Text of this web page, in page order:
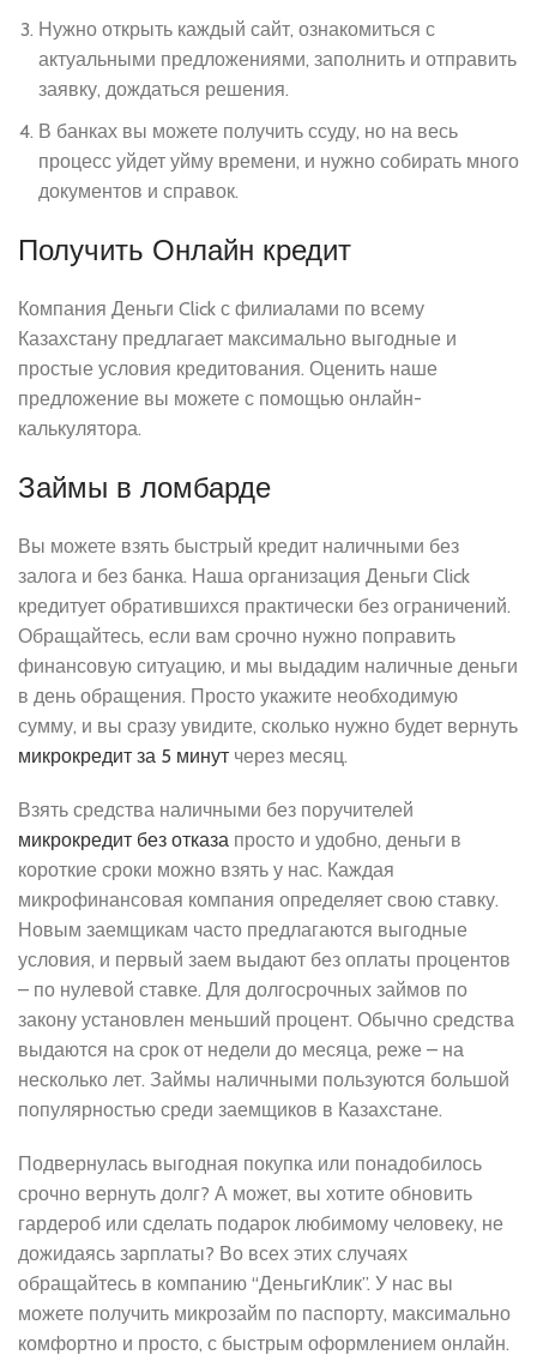
Нужно открыть каждый сайт, ознакомиться с
актуальными предложениями, заполнить и отправить
заявку, дождаться решения.
В банках вы можете получить ссуду, но на весь
процесс уйдет уйму времени, и нужно собирать много
документов и справок.
Получить Онлайн кредит
Компания Деньги Click с филиалами по всему
Казахстану предлагает максимально выгодные и
простые условия кредитования. Оценить наше
предложение вы можете с помощью онлайн-
калькулятора.
Займы в ломбарде
Вы можете взять быстрый кредит наличными без
залога и без банка. Наша организация Деньги Click
кредитует обратившихся практически без ограничений.
Обращайтесь, если вам срочно нужно поправить
финансовую ситуацию, и мы выдадим наличные деньги
в день обращения. Просто укажите необходимую
сумму, и вы сразу увидите, сколько нужно будет вернуть
микрокредит за 5 минут через месяц.
Взять средства наличными без поручителей
микрокредит без отказа просто и удобно, деньги в
короткие сроки можно взять у нас. Каждая
микрофинансовая компания определяет свою ставку.
Новым заемщикам часто предлагаются выгодные
условия, и первый заем выдают без оплаты процентов
– по нулевой ставке. Для долгосрочных займов по
закону установлен меньший процент. Обычно средства
выдаются на срок от недели до месяца, реже – на
несколько лет. Займы наличными пользуются большой
популярностью среди заемщиков в Казахстане.
Подвернулась выгодная покупка или понадобилось
срочно вернуть долг? А может, вы хотите обновить
гардероб или сделать подарок любимому человеку, не
дожидаясь зарплаты? Во всех этих случаях
обращайтесь в компанию “ДеньгиКлик”. У нас вы
можете получить микрозайм по паспорту, максимально
комфортно и просто, с быстрым оформлением онлайн.